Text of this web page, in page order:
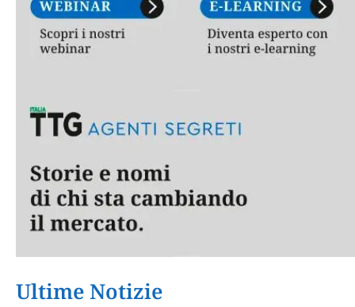
Ultime Notizie